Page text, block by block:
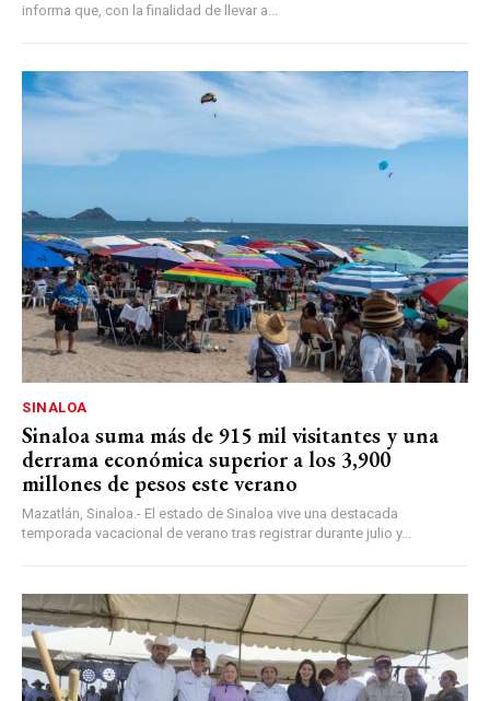
informa que, con la finalidad de llevar a...
SINALOA
Sinaloa suma más de 915 mil visitantes y una
derrama económica superior a los 3,900
millones de pesos este verano
Mazatlán, Sinaloa.- El estado de Sinaloa vive una destacada
temporada vacacional de verano tras registrar durante julio y...